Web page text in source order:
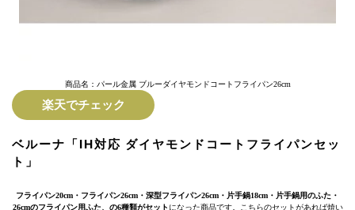
商品名：パール金属 ブルーダイヤモンドコートフライパン26cm
楽天でチェック
ベルーナ「IH対応 ダイヤモンドコートフライパンセッ
ト」
フライパン20cm・フライパン26cm・深型フライパン26cm・片手鍋18cm・片手鍋用のふた・
26cmのフライパン用ふた、の6種類がセット になった商品です。こちらのセットがあれば焼い